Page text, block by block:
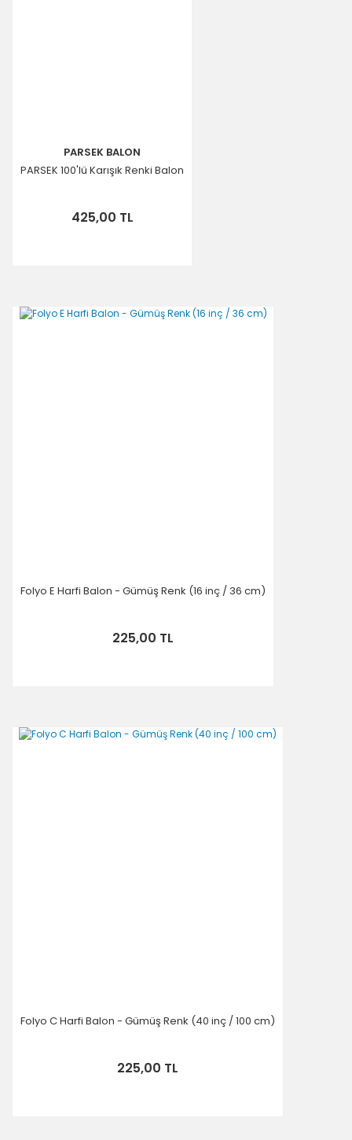
PARSEK BALON
PARSEK 100'lü Karışık Renki Balon
425,00 TL
Folyo E Harfi Balon - Gümüş Renk (16 inç / 36 cm)
225,00 TL
Folyo C Harfi Balon - Gümüş Renk (40 inç / 100 cm)
225,00 TL